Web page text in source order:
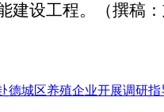
建设工程。（撰稿
德城区养殖企业开展调研指